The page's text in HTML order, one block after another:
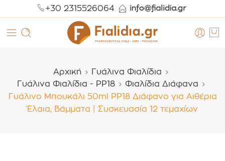
+30 2315526064
Αρχική
Γυάλινα Φιαλίδια
Γυάλινα Φιαλίδια - PP18
Φιαλίδια Διάφανα
Γυάλινο Μπουκάλι 50ml PP18 Διάφανο για Αιθέρια
Έλαια, Βάμματα | Συσκευασία 12 τεμαχίων